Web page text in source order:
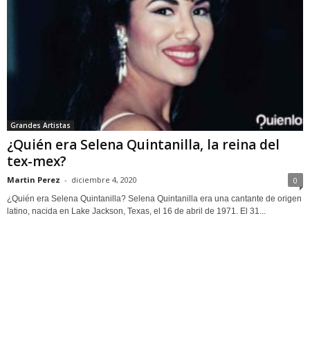
Grandes Artistas
¿Quién era Selena Quintanilla, la reina del
tex-mex?
Martin Perez - diciembre 4, 2020 0
¿Quién era Selena Quintanilla? Selena Quintanilla era una cantante de origen
latino, nacida en Lake Jackson, Texas, el 16 de abril de 1971. El 31...